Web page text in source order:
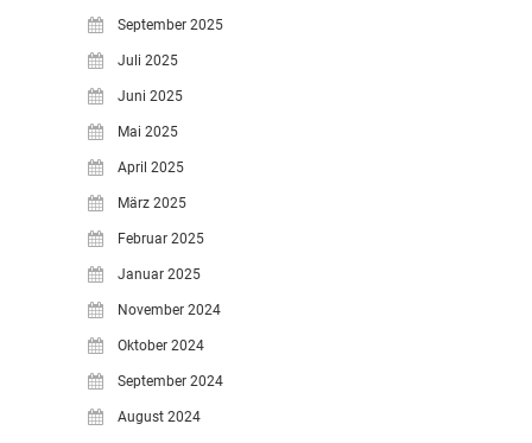
September 2025
Juli 2025
Juni 2025
Mai 2025
April 2025
März 2025
Februar 2025
Januar 2025
November 2024
Oktober 2024
September 2024
August 2024